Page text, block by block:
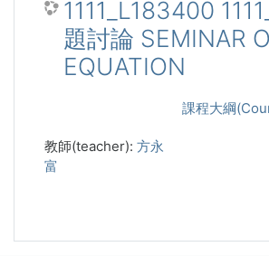
1111_L183400
題討論 SEMINAR
EQUATION
課程大綱
教師(teacher): 方永
富